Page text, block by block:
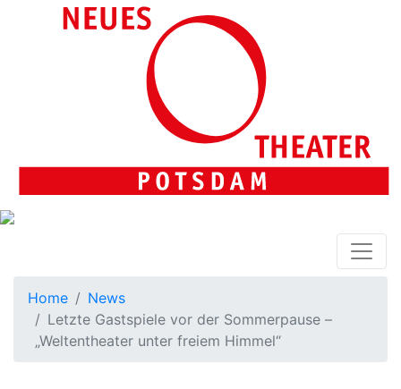
Home
News
Letzte Gastspiele vor der Sommerpause –
„Weltentheater unter freiem Himmel“